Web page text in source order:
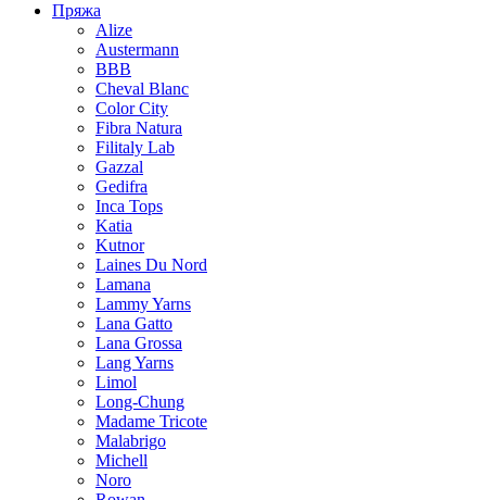
Пряжа
Alize
Austermann
BBB
Cheval Blanc
Color City
Fibra Natura
Filitaly Lab
Gazzal
Gedifra
Inca Tops
Katia
Kutnor
Laines Du Nord
Lamana
Lammy Yarns
Lana Gatto
Lana Grossa
Lang Yarns
Limol
Long-Chung
Madame Tricote
Malabrigo
Michell
Noro